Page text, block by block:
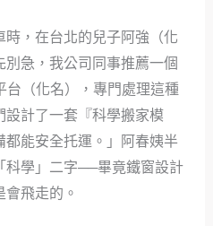
，在台北的兒子阿強（化
急，我公司同事推薦一個
（化名），專門處理這種
設計了一套『科學搬家模
能安全托運。」阿春姨半
科學」二字──畢竟鐵窗設計
飛走的。